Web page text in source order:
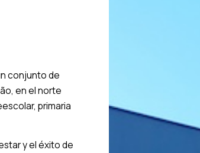
conjunto de
en el norte
primaria
y el éxito de